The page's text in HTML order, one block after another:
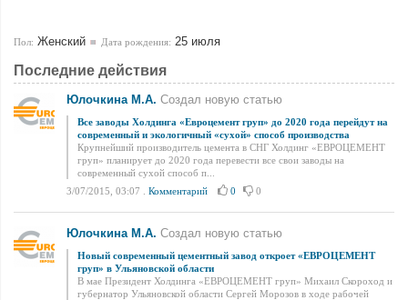
Пол: Женский Дата рождения: 25 июля
Последние действия
Юлочкина М.А. Создал новую статью
Все заводы Холдинга «Евроцемент груп» до 2020 года перейдут на
современный и экологичный «сухой» способ производства
Крупнейший производитель цемента в СНГ Холдинг «ЕВРОЦЕМЕНТ
груп» планирует до 2020 года перевести все свои заводы на
современный сухой способ п...
3/07/2015, 03:07
Комментарий 0 0
Юлочкина М.А. Создал новую статью
Новый современный цементный завод откроет «ЕВРОЦЕМЕНТ
груп» в Ульяновской области
В мае Президент Холдинга «ЕВРОЦЕМЕНТ груп» Михаил Скороход и
губернатор Ульяновской области Сергей Морозов в ходе рабочей